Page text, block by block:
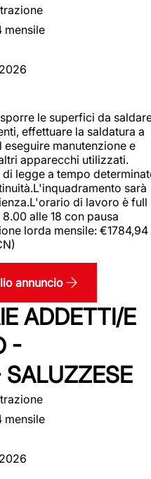
mensile
le superfici da
effettuare la saldatura a
manutenzione e
apparecchi utilizzati.
legge a tempo
sarà
di lavoro è full
alle 18 con pausa
lorda mensile: €1784,94
annuncio
ADDETTI/E
-
SALUZZESE
mensile